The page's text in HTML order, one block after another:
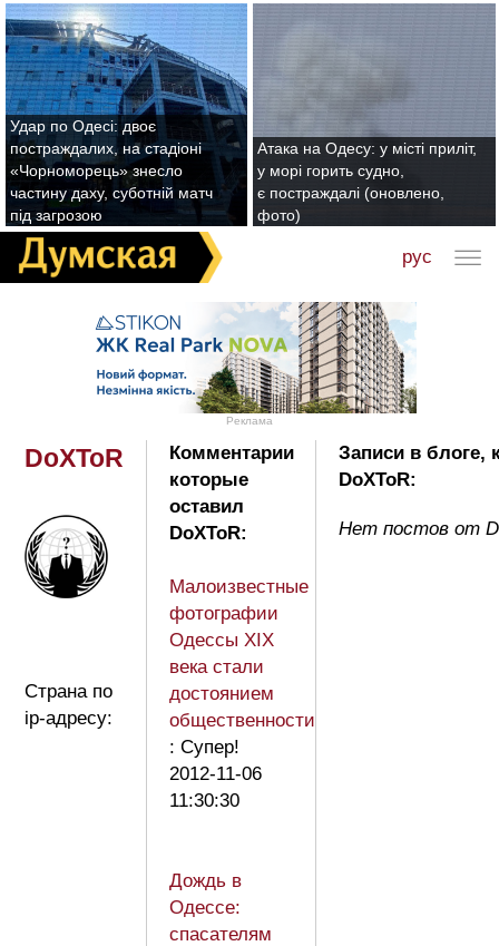
Удар по Одесі: двоє
постраждалих, на стадіоні
«Чорноморець» знесло
частину даху, суботній матч
під загрозою
Атака на Одесу: у місті приліт,
у морі горить судно,
є постраждалі (оновлено,
фото)
рус
Реклама
DoXToR
Страна по
ip-адресу:
Комментарии
которые
оставил
DoXToR:
Малоизвестные
фотографии
Одессы XIX
века стали
достоянием
общественности
: Супер!
2012-11-06
11:30:30
Дождь в
Одессе:
спасателям
Записи в блоге,
DoXToR:
Нет постов от